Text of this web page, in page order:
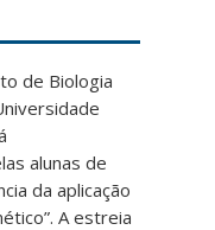
de Biologia
alunas de
da aplicação
. A estreia